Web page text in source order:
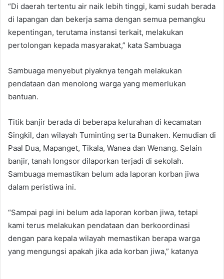
“Di daerah tertentu air naik lebih tinggi, kami sudah berada
di lapangan dan bekerja sama dengan semua pemangku
kepentingan, terutama instansi terkait, melakukan
pertolongan kepada masyarakat,” kata Sambuaga
Sambuaga menyebut piyaknya tengah melakukan
pendataan dan menolong warga yang memerlukan
bantuan.
Titik banjir berada di beberapa kelurahan di kecamatan
Singkil, dan wilayah Tuminting serta Bunaken. Kemudian di
Paal Dua, Mapanget, Tikala, Wanea dan Wenang. Selain
banjir, tanah longsor dilaporkan terjadi di sekolah.
Sambuaga memastikan belum ada laporan korban jiwa
dalam peristiwa ini.
“Sampai pagi ini belum ada laporan korban jiwa, tetapi
kami terus melakukan pendataan dan berkoordinasi
dengan para kepala wilayah memastikan berapa warga
yang mengungsi apakah jika ada korban jiwa,” katanya